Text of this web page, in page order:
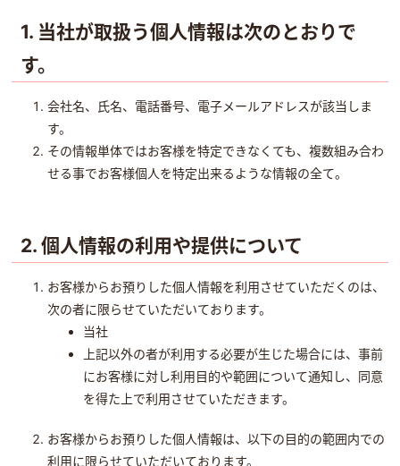
1. 当社が取扱う個人情報は次のとおりで
す。
会社名、氏名、電話番号、電子メールアドレスが該当しま
す。
その情報単体ではお客様を特定できなくても、複数組み合わ
せる事でお客様個人を特定出来るような情報の全て。
2. 個人情報の利用や提供について
お客様からお預りした個人情報を利用させていただくのは、
次の者に限らせていただいております。
当社
上記以外の者が利用する必要が生じた場合には、事前
にお客様に対し利用目的や範囲について通知し、同意
を得た上で利用させていただきます。
お客様からお預りした個人情報は、以下の目的の範囲内での
利用に限らせていただいております。